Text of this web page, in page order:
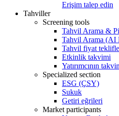
Erişim talep edin
Tahviller
Screening tools
Tahvil Arama &
Tahvil Arama (AI
Tahvil fiyat
Etkinlik takvimi
Yatırımcının
Specialized section
ESG (ÇSY)
Sukuk
Getiri eğrileri
Market participants